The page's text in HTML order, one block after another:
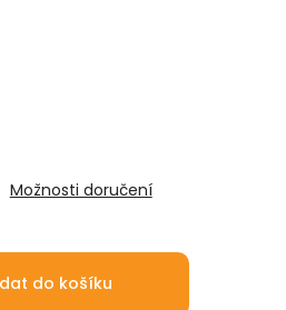
Možnosti doručení
do košíku